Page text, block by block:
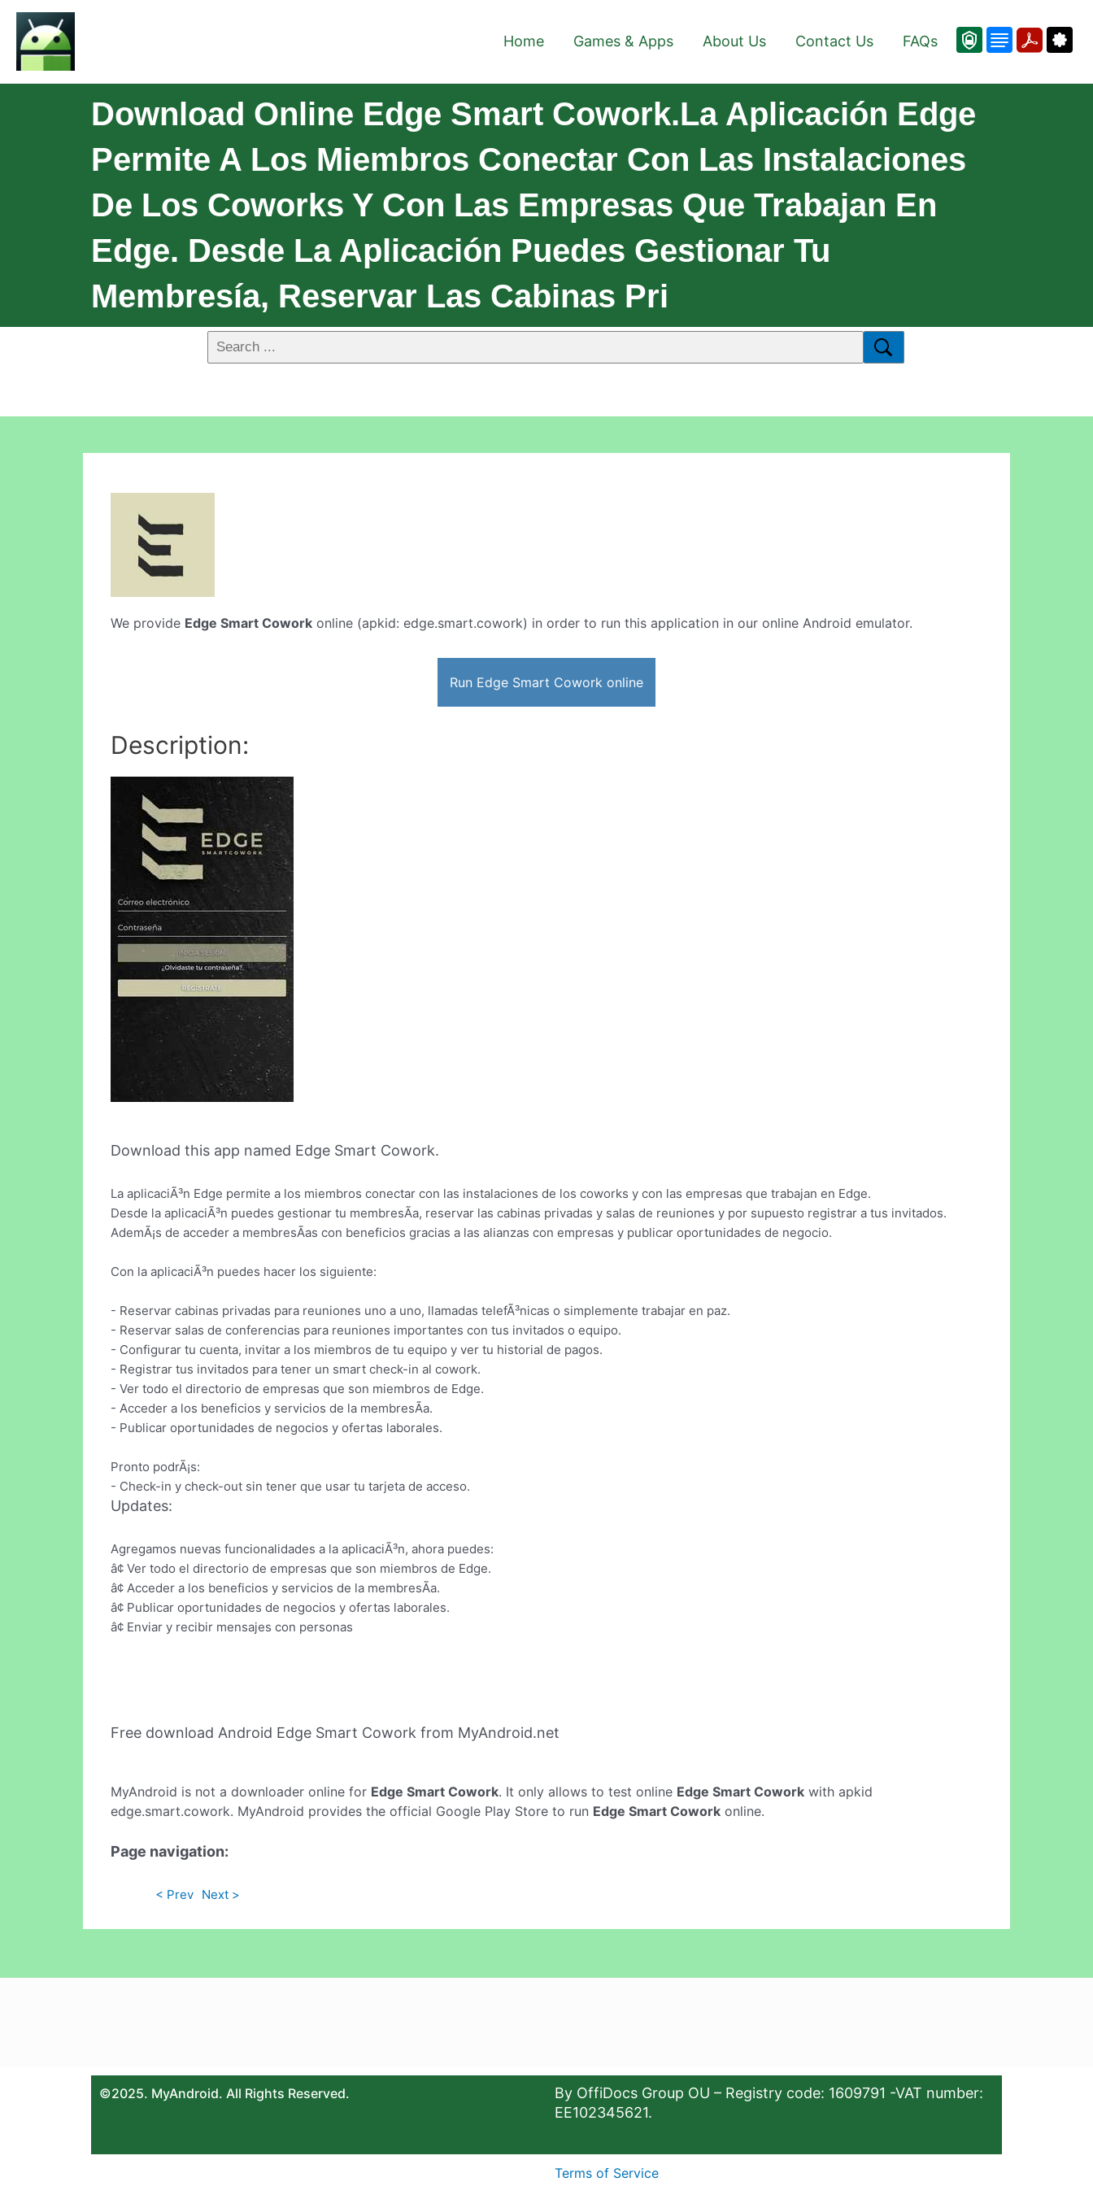
Home Games & Apps About Us Contact Us FAQs
Download Online Edge Smart Cowork.La Aplicación Edge
Permite A Los Miembros Conectar Con Las Instalaciones
De Los Coworks Y Con Las Empresas Que Trabajan En
Edge. Desde La Aplicación Puedes Gestionar Tu
Membresía, Reservar Las Cabinas Pri
We provide Edge Smart Cowork online (apkid: edge.smart.cowork) in order to run this application in our online Android emulator.
Run Edge Smart Cowork online
Description:
Download this app named Edge Smart Cowork.
La aplicaciÃ³n Edge permite a los miembros conectar con las instalaciones de los coworks y con las empresas que trabajan en Edge.
Desde la aplicaciÃ³n puedes gestionar tu membresÃ­a, reservar las cabinas privadas y salas de reuniones y por supuesto registrar a tus invitados.
AdemÃ¡s de acceder a membresÃ­as con beneficios gracias a las alianzas con empresas y publicar oportunidades de negocio.
Con la aplicaciÃ³n puedes hacer los siguiente:
- Reservar cabinas privadas para reuniones uno a uno, llamadas telefÃ³nicas o simplemente trabajar en paz.
- Reservar salas de conferencias para reuniones importantes con tus invitados o equipo.
- Configurar tu cuenta, invitar a los miembros de tu equipo y ver tu historial de pagos.
- Registrar tus invitados para tener un smart check-in al cowork.
- Ver todo el directorio de empresas que son miembros de Edge.
- Acceder a los beneficios y servicios de la membresÃ­a.
- Publicar oportunidades de negocios y ofertas laborales.
Pronto podrÃ¡s:
- Check-in y check-out sin tener que usar tu tarjeta de acceso.
Updates:
Agregamos nuevas funcionalidades a la aplicaciÃ³n, ahora puedes:
â¢ Ver todo el directorio de empresas que son miembros de Edge.
â¢ Acceder a los beneficios y servicios de la membresÃ­a.
â¢ Publicar oportunidades de negocios y ofertas laborales.
â¢ Enviar y recibir mensajes con personas
Free download Android Edge Smart Cowork from MyAndroid.net
MyAndroid is not a downloader online for Edge Smart Cowork. It only allows to test online Edge Smart Cowork with apkid
edge.smart.cowork. MyAndroid provides the official Google Play Store to run Edge Smart Cowork online.
Page navigation:
< Prev Next >
©2025. MyAndroid. All Rights Reserved.
By OffiDocs Group OU – Registry code: 1609791 -VAT number:
EE102345621.
Terms of Service